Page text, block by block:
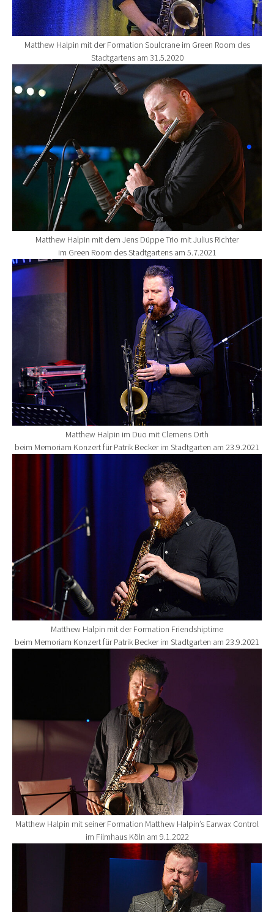
Matthew Halpin mit der Formation Soulcrane im Green Room des
Stadtgartens am 31.5.2020
Show larger version for:
Matthew Halpin mit dem Jens Düppe Trio mit Julius Richter
im Green Room des Stadtgartens am 5.7.2021
Show larger version for:
Matthew Halpin im Duo mit Clemens Orth
beim Memoriam Konzert für Patrik Becker im Stadtgarten am 23.9.2021
Matthew Halpin mit der Formation Friendshiptime
beim Memoriam Konzert für Patrik Becker im Stadtgarten am 23.9.2021
Matthew Halpin mit seiner Formation Matthew Halpin’s Earwax Control
im Filmhaus Köln am 9.1.2022